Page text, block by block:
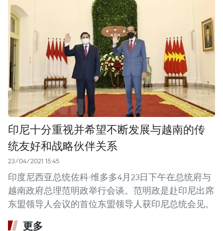
印尼十分重视并希望不断发展与越南的传
统友好和战略伙伴关系
23/04/2021 15:45
印度尼西亚总统佐科·维多多4月23日下午在总统府与
越南政府总理范明政举行会谈。范明政是赴印尼出席
东盟领导人会议的首位东盟领导人获印尼总统会见。
更多